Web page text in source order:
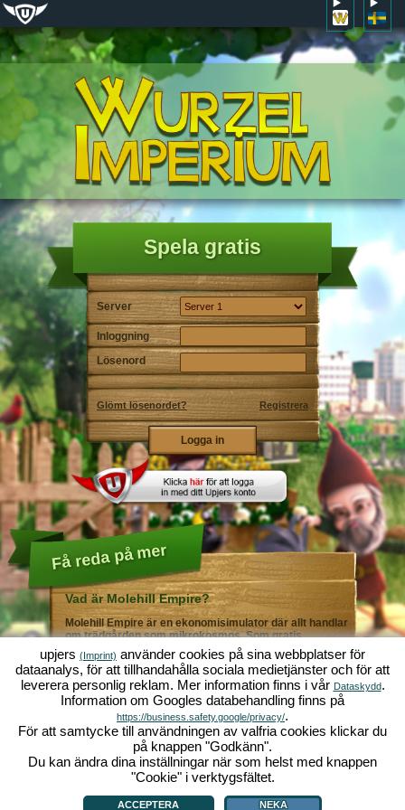
Spela gratis
Server
Inloggning
Lösenord
Glömt lösenordet? Registrera
Få reda på mer
Vad är Molehill Empire?
Molehill Empire är en ekonomisimulator där allt handlar
om trädgården som mikrokosmos. Som gratis
webbläsarspel fungerar det i din webbläsare - helt utan
ytterligare nedladdningar eller programinstallationer! I
rollen som trädgårdsmästare skapar du ditt eget gröna
paradis. Plantera! Vattna! Skörda! Du väljer mellan alla
möjliga olika grönsaker och frukter: tomater och
jordgubbar - eller kanske hellre morötter och sallad?
Gurka och broccoli? Äsch - varför inte fylla ditt
trädgårdsland med lite av varje!? Besök städerna
Grönadal och Metropola för att handla med andra
spelare. Köp nya, spännande grödor och ge livet i
örtagården en extra krydda med exklusiva
trädgårdsdekorationer. Uppfyll dina kunders önskemål
och var alltid mån om god grannsämja, så att inte din
Vad är Molehill Empire?|Bakgrund|Funktioner| Spelregler
Hantera Cookies
upjers (Imprint) använder cookies på sina webbplatser för
dataanalys, för att tillhandahålla sociala medietjänster och för att
leverera personlig reklam. Mer information finns i vår Dataskydd.
Information om Googles databehandling finns på
https://business.safety.google/privacy/.
För att samtycke till användningen av valfria cookies klickar du
på knappen "Godkänn".
Du kan ändra dina inställningar när som helst med knappen
"Cookie" i verktygsfältet.
ACCEPTERA NEKA